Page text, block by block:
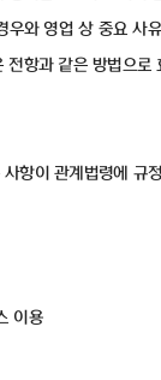
우와 영업 상 중요 사
전항과 같은 방법으로
항이 관계법령에 규
이용